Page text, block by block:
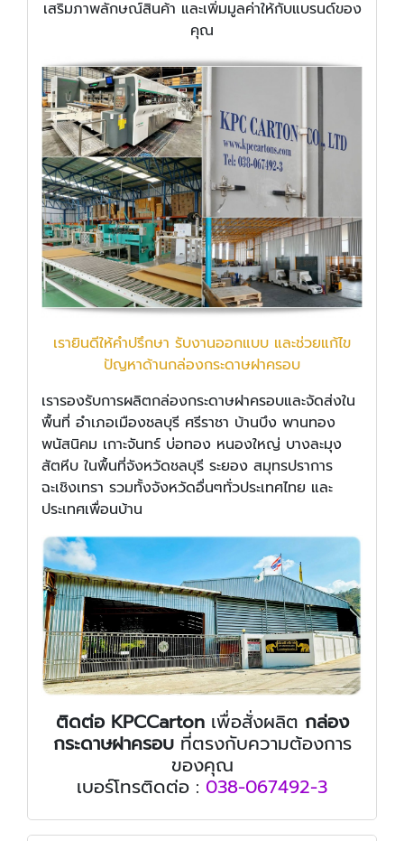
เสริมภาพลักษณ์สินค้า และเพิ่มมูลค่าให้กับแบรนด์ของ
คุณ
เรายินดีให้คำปรึกษา รับงานออกแบบ และช่วยแก้ไข
ปัญหาด้านกล่องกระดาษฝาครอบ
เรารองรับการผลิตกล่องกระดาษฝาครอบและจัดส่งใน
พื้นที่ อำเภอเมืองชลบุรี ศรีราชา บ้านบึง พานทอง
พนัสนิคม เกาะจันทร์ บ่อทอง หนองใหญ่ บางละมุง
สัตหีบ ในพื้นที่จังหวัดชลบุรี ระยอง สมุทรปราการ
ฉะเชิงเทรา รวมทั้งจังหวัดอื่นๆทั่วประเทศไทย และ
ประเทศเพื่อนบ้าน
ติดต่อ KPCCartonเพื่อสั่งผลิต กล่อง
กระดาษฝาครอบที่ตรงกับความต้องการ
ของคุณ
เบอร์โทรติดต่อ : 038-067492-3